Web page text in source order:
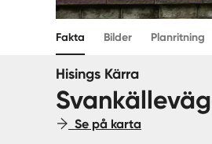
Fakta Bilder Planritning
Hisings Kärra
Se på karta